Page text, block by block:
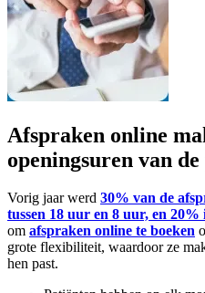
Afspraken online
openingsuren van
Vorig jaar werd 30% van de
tussen 18 uur en 8 uur, en 20%
om afspraken online te boeken
grote flexibiliteit, waardoor ze
hen past.